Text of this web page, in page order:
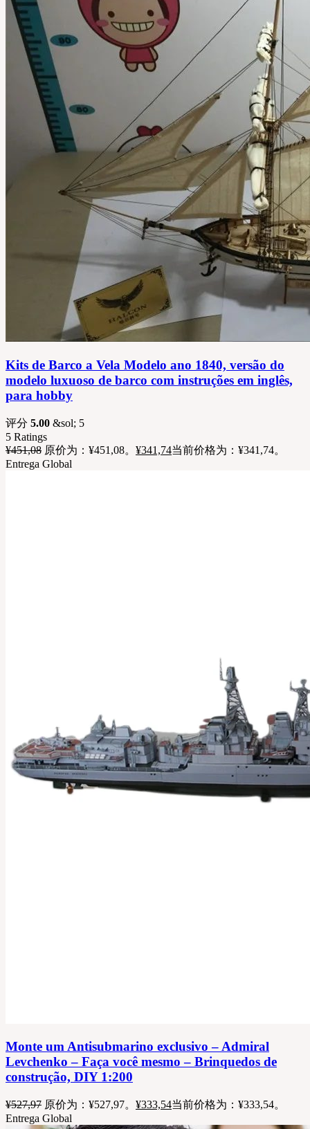
Kits de Barco a Vela Modelo ano 1840, versão do
modelo luxuoso de barco com instruções em inglês,
para hobby
评分 5.00 &sol; 5
5 Ratings
¥451,08 原价为：¥451,08。 ¥341,74当前价格为：¥341,74。
Entrega Global
Monte um Antisubmarino exclusivo – Admiral
Levchenko – Faça você mesmo – Brinquedos de
construção, DIY 1:200
¥527,97 原价为：¥527,97。 ¥333,54当前价格为：¥333,54。
Entrega Global